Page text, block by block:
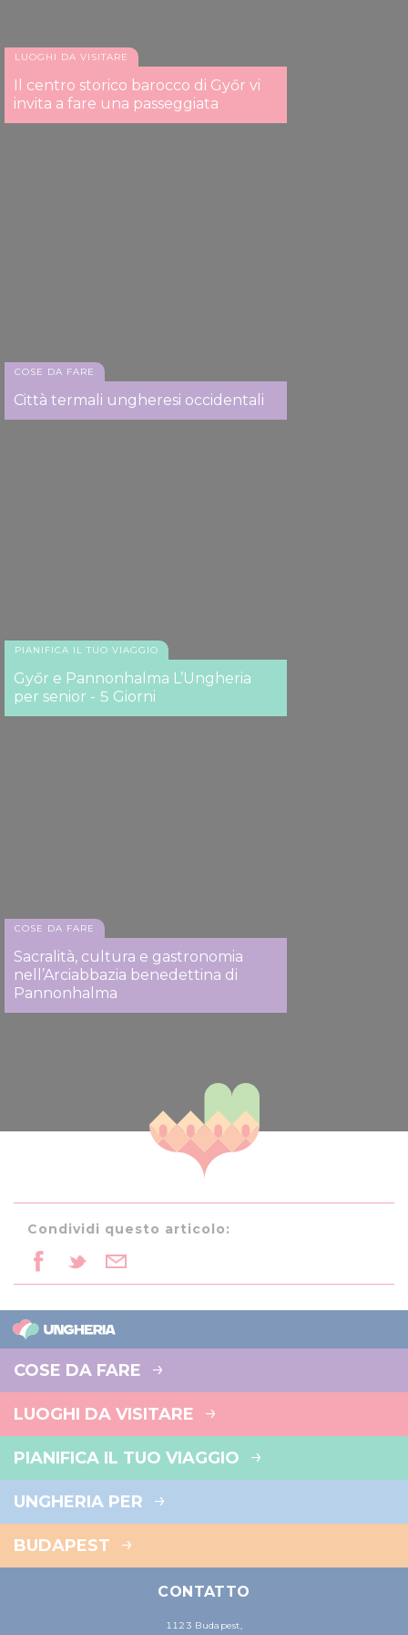
LUOGHI DA VISITARE
Il centro storico barocco di Győr vi
invita a fare una passeggiata
COSE DA FARE
Città termali ungheresi occidentali
PIANIFICA IL TUO VIAGGIO
Győr e Pannonhalma L’Ungheria
per senior - 5 Giorni
COSE DA FARE
Sacralità, cultura e gastronomia
nell’Arciabbazia benedettina di
Pannonhalma
Condividi questo articolo:
COSE DA FARE
LUOGHI DA VISITARE
PIANIFICA IL TUO VIAGGIO
UNGHERIA PER
BUDAPEST
CONTATTO
1123 Budapest,